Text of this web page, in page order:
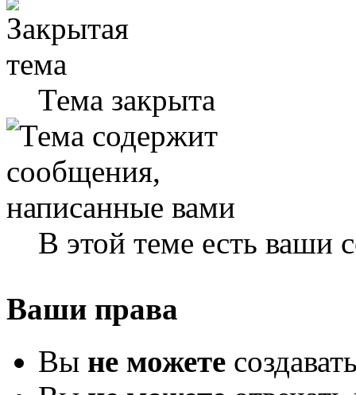
Тема закрыта
В этой теме есть ваши
Ваши права
Вы не можете